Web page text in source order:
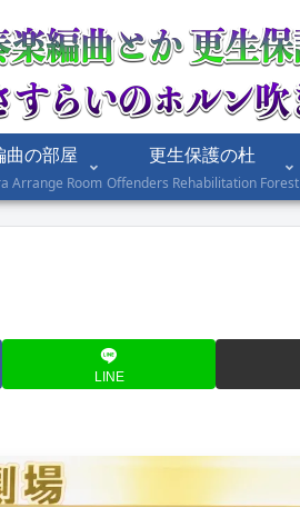
曲の部屋
Arrange Room
更生保護の杜
Offenders Rehabilitation Forest
LINE